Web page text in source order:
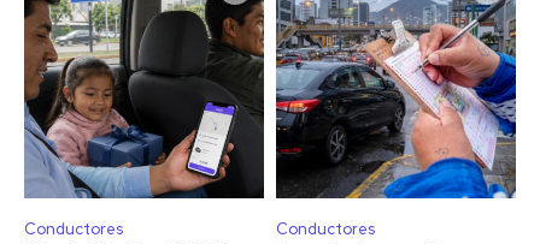
Conductores Conductores